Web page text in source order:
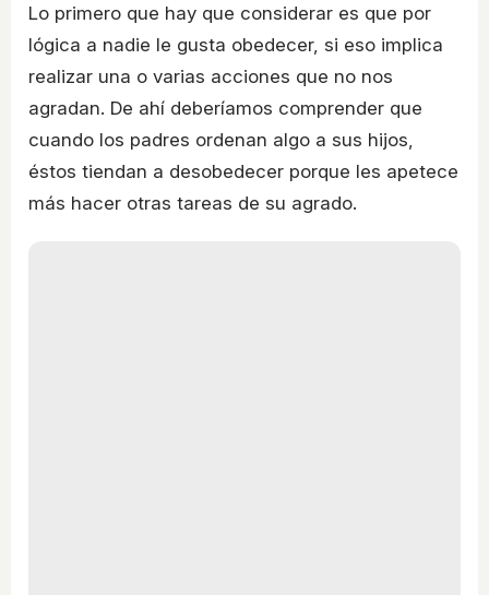
Lo primero que hay que considerar es que por
lógica a nadie le gusta obedecer, si eso implica
realizar una o varias acciones que no nos
agradan. De ahí deberíamos comprender que
cuando los padres ordenan algo a sus hijos,
éstos tiendan a desobedecer porque les apetece
más hacer otras tareas de su agrado.